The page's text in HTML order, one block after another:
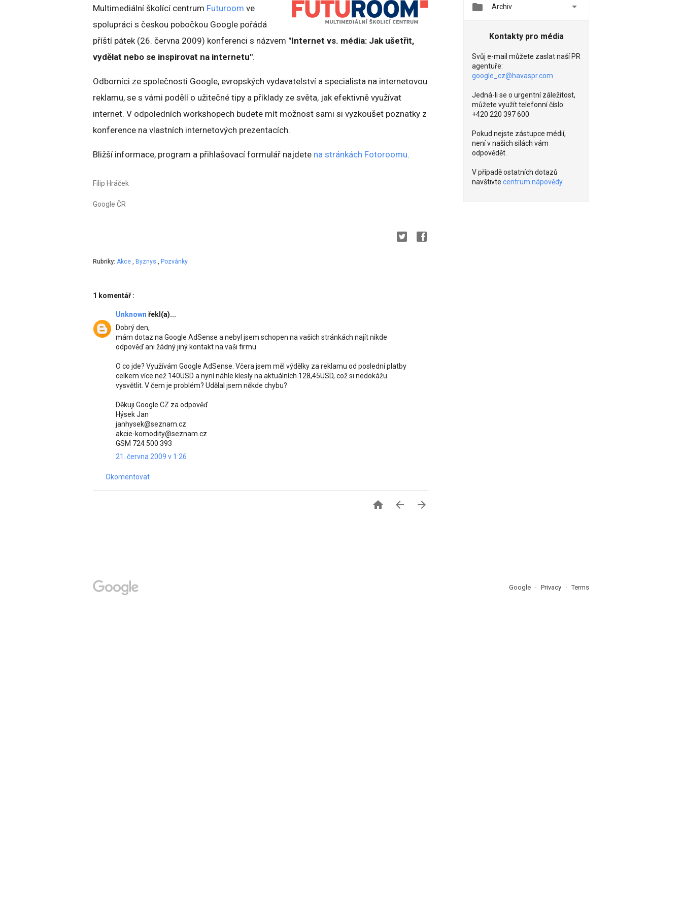
Multimediální školící centrum Futuroom ve
spolupráci s českou pobočkou Google pořádá
příští pátek (26. června 2009) konferenci s názvem "Internet vs. média: Jak ušetřit,
vydělat nebo se inspirovat na internetu".
Odborníci ze společnosti Google, evropských vydavatelství a specialista na internetovou
reklamu, se s vámi podělí o užitečné tipy a příklady ze světa, jak efektivně využívat
internet. V odpoledních workshopech budete mít možnost sami si vyzkoušet poznatky z
konference na vlastních internetových prezentacích.
Bližší informace, program a přihlašovací formulář najdete na stránkách Fotoroomu.
Filip Hráček
Google ČR
Rubriky: Akce , Byznys , Pozvánky
1 komentář :
Unknown řekl(a)...
Dobrý den,
mám dotaz na Google AdSense a nebyl jsem schopen na vašich stránkách najít nikde
odpověď ani žádný jiný kontakt na vaši firmu.
O co jde? Využívám Google AdSense. Včera jsem měl výdělky za reklamu od poslední platby
celkem více než 140USD a nyní náhle klesly na aktuálních 128,45USD, což si nedokážu
vysvětlit. V čem je problém? Udělal jsem někde chybu?
Děkuji Google CZ za odpověď
Hýsek Jan
janhysek@seznam.cz
akcie-komodity@seznam.cz
GSM 724 500 393
21. června 2009 v 1:26
Okomentovat
  
 Archiv 
Kontakty pro média
Svůj e-mail můžete zaslat naší PR
agentuře:
google_cz@havaspr.com
Jedná-li se o urgentní záležitost,
můžete využít telefonní číslo:
+420 220 397 600
Pokud nejste zástupce médií,
není v našich silách vám
odpovědět.
V případě ostatních dotazů
navštivte centrum nápovědy.
Google Privacy Terms